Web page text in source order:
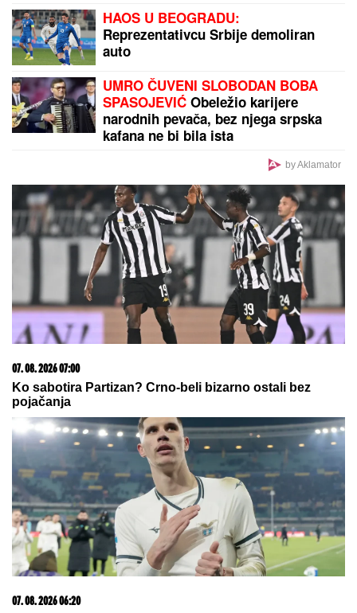
MNOGE OD OVIH PESAMA OBOŽAVATEOvo je 10
numera koje je Dino Merlin obradio od stranih
izvođača - ostaćete u čudu kad vidite spisak
CILjEVE I
ULAGANjA Astro savet za petak, 7.
avgust: Sunce je u trigonu sa
Saturnom - Evo šta taj aspekt donosi
Rodila mu DVOJE DECE, pa pokazala
telo u bikiniju: Supruga Ognjena
Amidžića NAPRAVILA BURU NA
MREŽAMA - svi poleteli da
komentarišu! (FOTO)
Šok u Dunavu! Pronađene kosti vojnika nacističke
Nemačke i njihov motor! (FOTO)
HAOS U BEOGRADU:
Reprezentativcu Srbije demoliran